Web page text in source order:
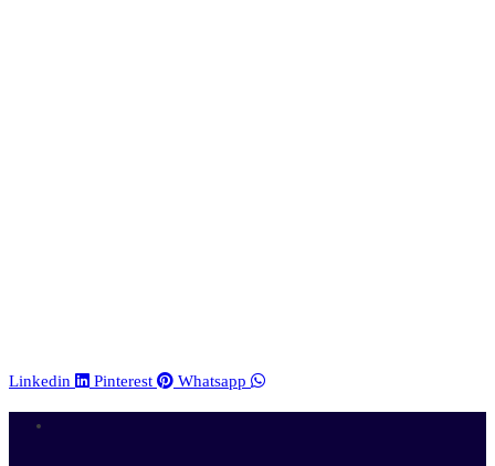
Linkedin Pinterest Whatsapp